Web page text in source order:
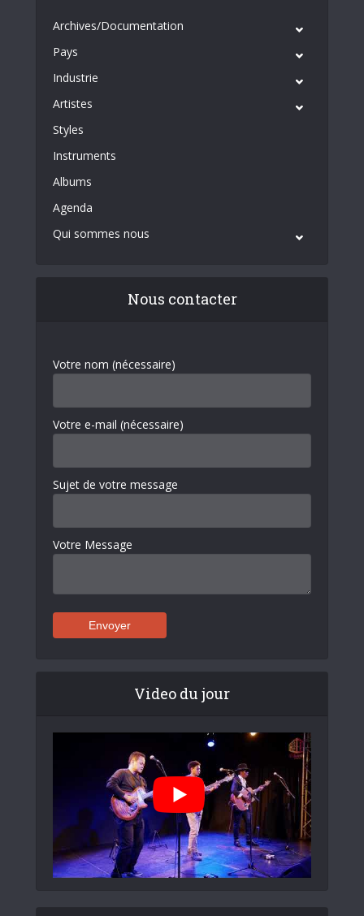
Archives/Documentation
Pays
Industrie
Artistes
Styles
Instruments
Albums
Agenda
Qui sommes nous
Nous contacter
Votre nom (nécessaire)
Votre e-mail (nécessaire)
Sujet de votre message
Votre Message
Video du jour